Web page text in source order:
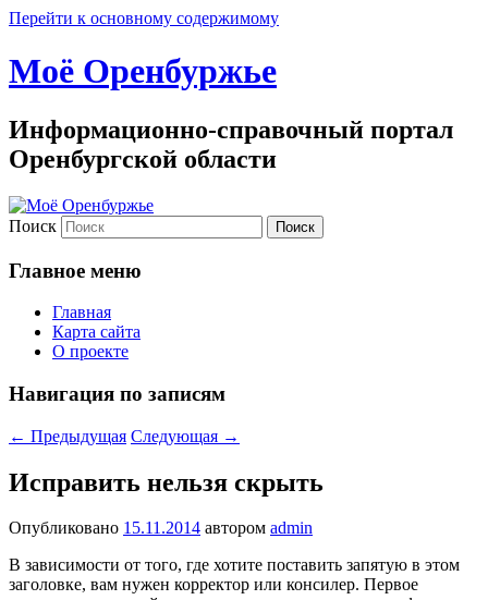
Перейти к основному содержимому
Моё Оренбуржье
Информационно-справочный портал
Оренбургской области
Поиск
Главное меню
Главная
Карта сайта
О проекте
Навигация по записям
← Предыдущая Следующая →
Исправить нельзя скрыть
Опубликовано 15.11.2014 автором admin
В зависимости от того, где хотите поставить запятую в этом
заголовке, вам нужен корректор или консилер. Первое